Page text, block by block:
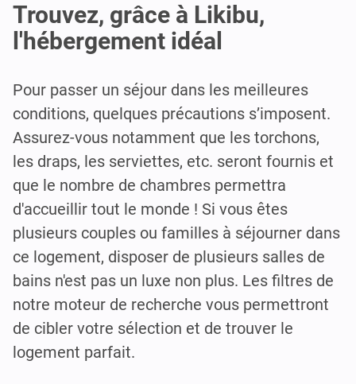
Trouvez, grâce à Likibu,
l'hébergement idéal
Pour passer un séjour dans les meilleures
conditions, quelques précautions s’imposent.
Assurez-vous notamment que les torchons,
les draps, les serviettes, etc. seront fournis et
que le nombre de chambres permettra
d'accueillir tout le monde ! Si vous êtes
plusieurs couples ou familles à séjourner dans
ce logement, disposer de plusieurs salles de
bains n'est pas un luxe non plus. Les filtres de
notre moteur de recherche vous permettront
de cibler votre sélection et de trouver le
logement parfait.